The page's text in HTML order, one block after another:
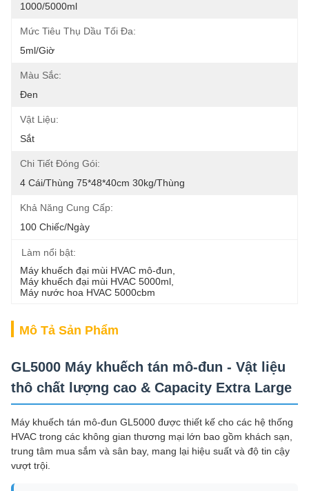
1000/5000ml
Mức Tiêu Thụ Dầu Tối Đa:
5ml/giờ
Màu Sắc:
Đen
Vật Liệu:
Sắt
Chi Tiết Đóng Gói:
4 Cái/thùng 75*48*40cm 30kg/thùng
Khả Năng Cung Cấp:
100 Chiếc/ngày
Làm nổi bật:
Máy khuếch đại mùi HVAC mô-đun
Máy khuếch đại mùi HVAC 5000ml
Máy nước hoa HVAC 5000cbm
Mô Tả Sản Phẩm
GL5000 Máy khuếch tán mô-đun - Vật liệu
thô chất lượng cao & Capacity Extra Large
Máy khuếch tán mô-đun GL5000 được thiết kế cho các hệ thống
HVAC trong các không gian thương mại lớn bao gồm khách sạn,
trung tâm mua sắm và sân bay, mang lại hiệu suất và độ tin cậy
vượt trội.